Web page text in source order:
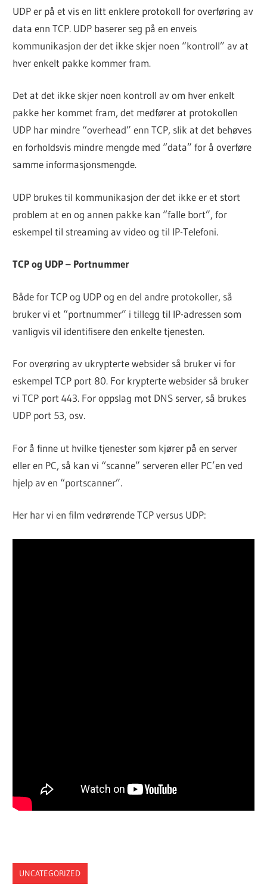
UDP er på et vis en litt enklere protokoll for overføring av
data enn TCP. UDP baserer seg på en enveis
kommunikasjon der det ikke skjer noen “kontroll” av at
hver enkelt pakke kommer fram.
Det at det ikke skjer noen kontroll av om hver enkelt
pakke her kommet fram, det medfører at protokollen
UDP har mindre “overhead” enn TCP, slik at det behøves
en forholdsvis mindre mengde med “data” for å overføre
samme informasjonsmengde.
UDP brukes til kommunikasjon der det ikke er et stort
problem at en og annen pakke kan “falle bort”, for
eskempel til streaming av video og til IP-Telefoni.
TCP og UDP – Portnummer
Både for TCP og UDP og en del andre protokoller, så
bruker vi et “portnummer” i tillegg til IP-adressen som
vanligvis vil identifisere den enkelte tjenesten.
For overøring av ukrypterte websider så bruker vi for
eskempel TCP port 80. For krypterte websider så bruker
vi TCP port 443. For oppslag mot DNS server, så brukes
UDP port 53, osv.
For å finne ut hvilke tjenester som kjører på en server
eller en PC, så kan vi “scanne” serveren eller PC’en ved
hjelp av en “portscanner”.
Her har vi en film vedrørende TCP versus UDP:
UNCATEGORIZED